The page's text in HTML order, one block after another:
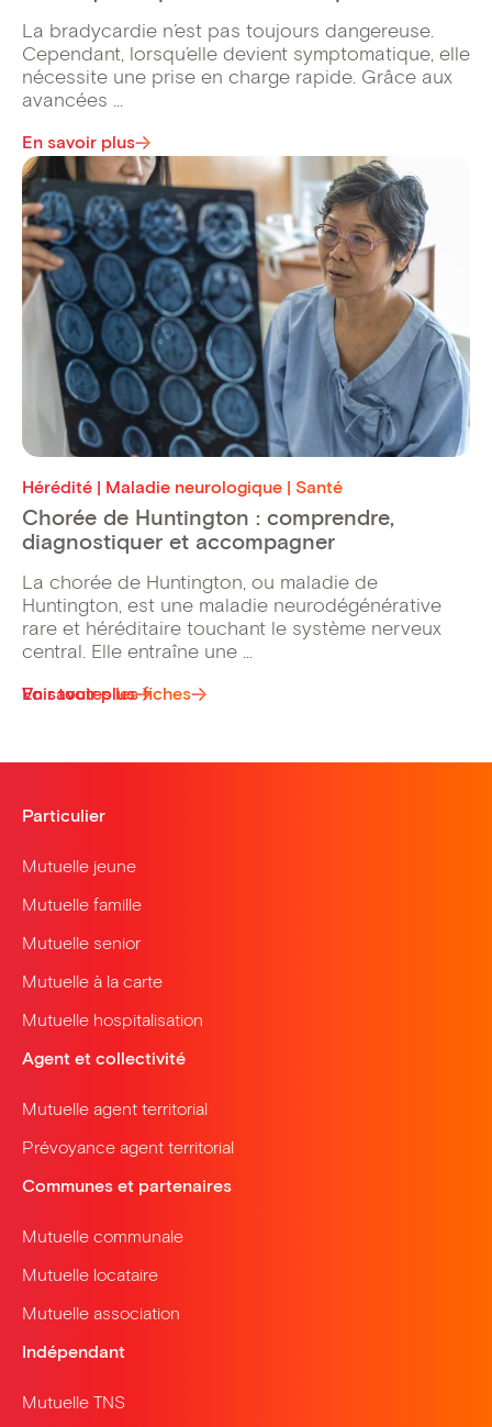
Voir toutes les fiches
La bradycardie n’est pas toujours dangereuse.
Cependant, lorsqu’elle devient symptomatique, elle
nécessite une prise en charge rapide. Grâce aux
avancées ...
En savoir plus
Hérédité | Maladie neurologique | Santé
Chorée de Huntington : comprendre,
diagnostiquer et accompagner
La chorée de Huntington, ou maladie de
Huntington, est une maladie neurodégénérative
rare et héréditaire touchant le système nerveux
central. Elle entraîne une ...
En savoir plus
Particulier
Mutuelle jeune
Mutuelle famille
Mutuelle senior
Mutuelle à la carte
Mutuelle hospitalisation
Agent et collectivité
Mutuelle agent territorial
Prévoyance agent territorial
Communes et partenaires
Mutuelle communale
Mutuelle locataire
Mutuelle association
Indépendant
Mutuelle TNS